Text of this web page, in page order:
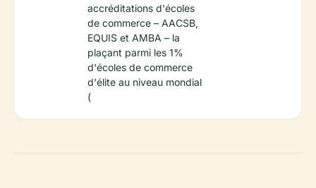
accréditations d'écoles
de commerce – AACSB,
EQUIS et AMBA – la
plaçant parmi les 1%
d'écoles de commerce
d'élite au niveau mondial
(